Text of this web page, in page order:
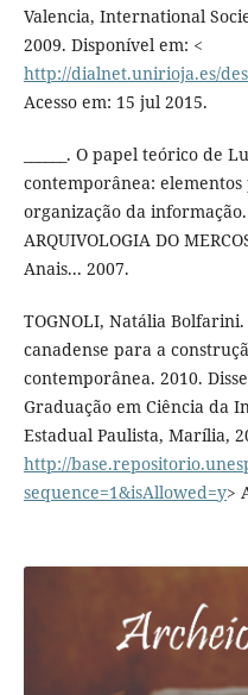
Valencia, International
2009. Disponível em: <
http://dialnet.unirioja.es/
Acesso em: 15 jul 2015.
______. O papel teórico
contemporânea:
organização da informação.
ARQUIVOLOGIA DO
Anais... 2007.
TOGNOLI, Natália
canadense para a
contemporânea. 2010.
Graduação em Ciência da
Estadual Paulista, Marília,
http://
sequence=1&isAllowed=y>